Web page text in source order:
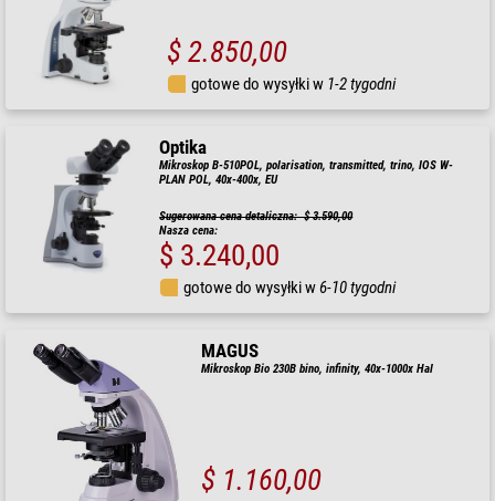
$ 2.850,00
gotowe do wysyłki w 1-2 tygodni
Optika
Mikroskop B-510POL, polarisation, transmitted, trino, IOS W-
PLAN POL, 40x-400x, EU
Sugerowana cena detaliczna: $ 3.590,00
Nasza cena:
$ 3.240,00
gotowe do wysyłki w6-10 tygodni
MAGUS
Mikroskop Bio 230B bino, infinity, 40x-1000x Hal
$ 1.160,00